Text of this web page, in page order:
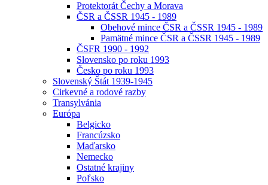
Protektorát Čechy a Morava
ČSR a ČSSR 1945 - 1989
Obehové mince ČSR a ČSSR 1945 - 1989
Pamätné mince ČSR a ČSSR 1945 - 1989
ČSFR 1990 - 1992
Slovensko po roku 1993
Česko po roku 1993
Slovenský Štát 1939-1945
Cirkevné a rodové razby
Transylvánia
Európa
Belgicko
Francúzsko
Maďarsko
Nemecko
Ostatné krajiny
Poľsko